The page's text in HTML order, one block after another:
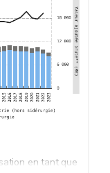
en tant que